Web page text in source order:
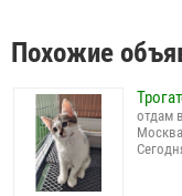
Похожие
отдам
Москва